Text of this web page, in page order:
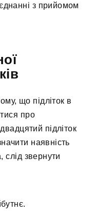
з прийомом
що підліток в
про
підліток
наявність
слід звернути